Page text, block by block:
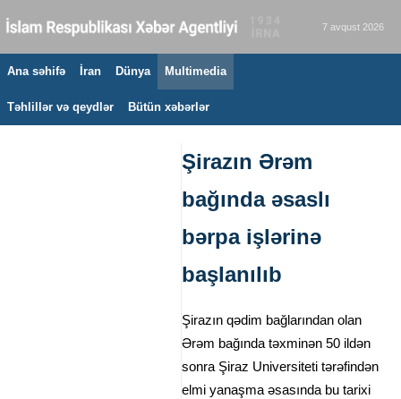
7 avqust 2026
Ana səhifə İran Dünya Multimedia
Təhlillər və qeydlər Bütün xəbərlər
Şirazın Ərəm
bağında əsaslı
bərpa işlərinə
başlanılıb
Şirazın qədim bağlarından olan
Ərəm bağında təxminən 50 ildən
sonra Şiraz Universiteti tərəfindən
elmi yanaşma əsasında bu tarixi